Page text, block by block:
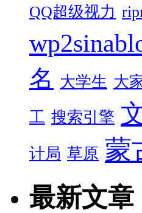
QQ超级视力
名 大学生 大
工 搜索引擎
计局 草原 蒙
最新文章